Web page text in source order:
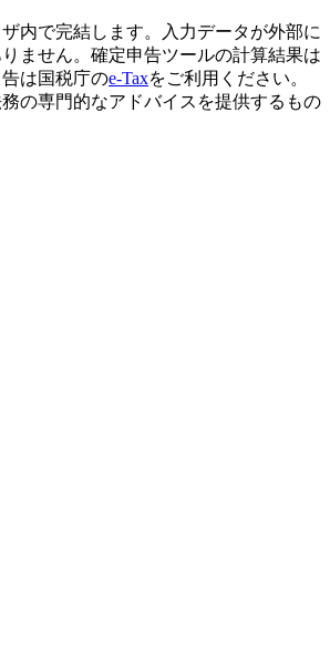
内で完結します。入力データが外部に
ません。確定申告ツールの計算結果は
は国税庁のe-Taxをご利用ください。
の専門的なアドバイスを提供するもの